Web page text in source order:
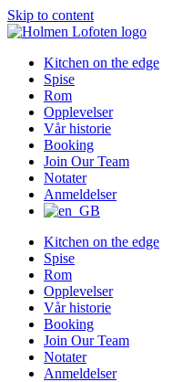
Skip to content
Kitchen on the edge
Spise
Rom
Opplevelser
Vår historie
Booking
Join Our Team
Notater
Anmeldelser
Kitchen on the edge
Spise
Rom
Opplevelser
Vår historie
Booking
Join Our Team
Notater
Anmeldelser